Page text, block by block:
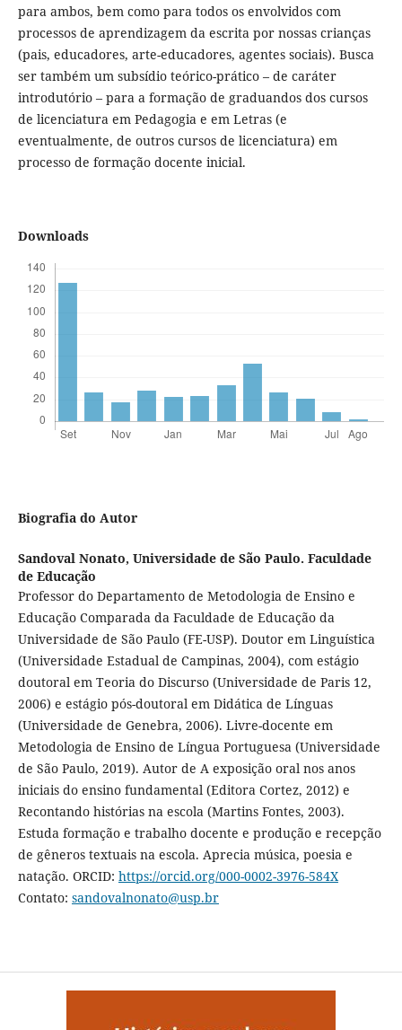
para ambos, bem como para todos os envolvidos com
processos de aprendizagem da escrita por nossas crianças
(pais, educadores, arte-educadores, agentes sociais). Busca
ser também um subsídio teórico-prático – de caráter
introdutório – para a formação de graduandos dos cursos
de licenciatura em Pedagogia e em Letras (e
eventualmente, de outros cursos de licenciatura) em
processo de formação docente inicial.
Downloads
Biografia do Autor
Sandoval Nonato, Universidade de São Paulo. Faculdade
de Educação
Professor do Departamento de Metodologia de Ensino e
Educação Comparada da Faculdade de Educação da
Universidade de São Paulo (FE-USP). Doutor em Linguística
(Universidade Estadual de Campinas, 2004), com estágio
doutoral em Teoria do Discurso (Universidade de Paris 12,
2006) e estágio pós-doutoral em Didática de Línguas
(Universidade de Genebra, 2006). Livre-docente em
Metodologia de Ensino de Língua Portuguesa (Universidade
de São Paulo, 2019). Autor de A exposição oral nos anos
iniciais do ensino fundamental (Editora Cortez, 2012) e
Recontando histórias na escola (Martins Fontes, 2003).
Estuda formação e trabalho docente e produção e recepção
de gêneros textuais na escola. Aprecia música, poesia e
natação. ORCID: https://orcid.org/000-0002-3976-584X
Contato: sandovalnonato@usp.br